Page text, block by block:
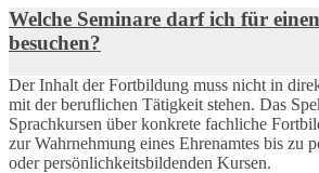
Welche Seminare darf ich für
besuchen?
Der Inhalt der Fortbildung muss nicht in
mit der beruflichen Tätigkeit stehen. Das
Sprachkursen über konkrete fachliche
zur Wahrnehmung eines Ehrenamtes bis zu
oder persönlichkeitsbildenden Kursen.